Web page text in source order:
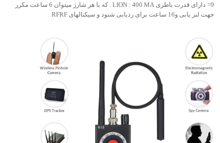
9= دارای قدرت باطری LION : 400 MA . که با هر شارژ میتوان 6 ساعت مکرر
جهت لنز یابی و16 ساعت برای ردیابی شنود و سیکنالهای RFRF